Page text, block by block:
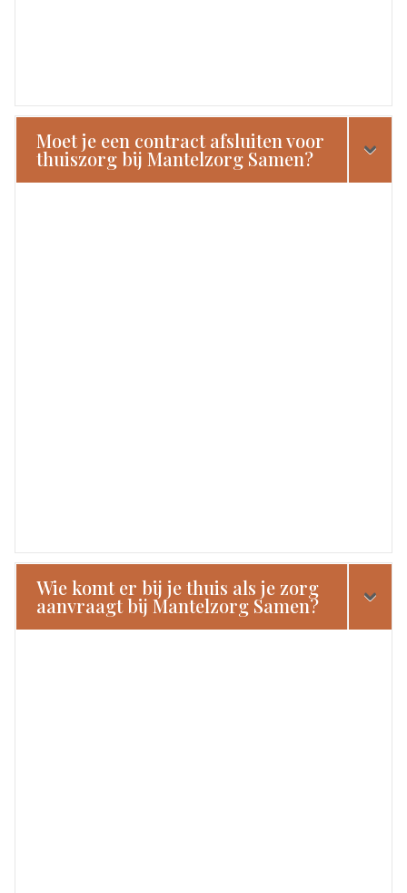
Moet je een contract afsluiten voor
thuiszorg bij Mantelzorg Samen?
Wie komt er bij je thuis als je zorg
aanvraagt bij Mantelzorg Samen?